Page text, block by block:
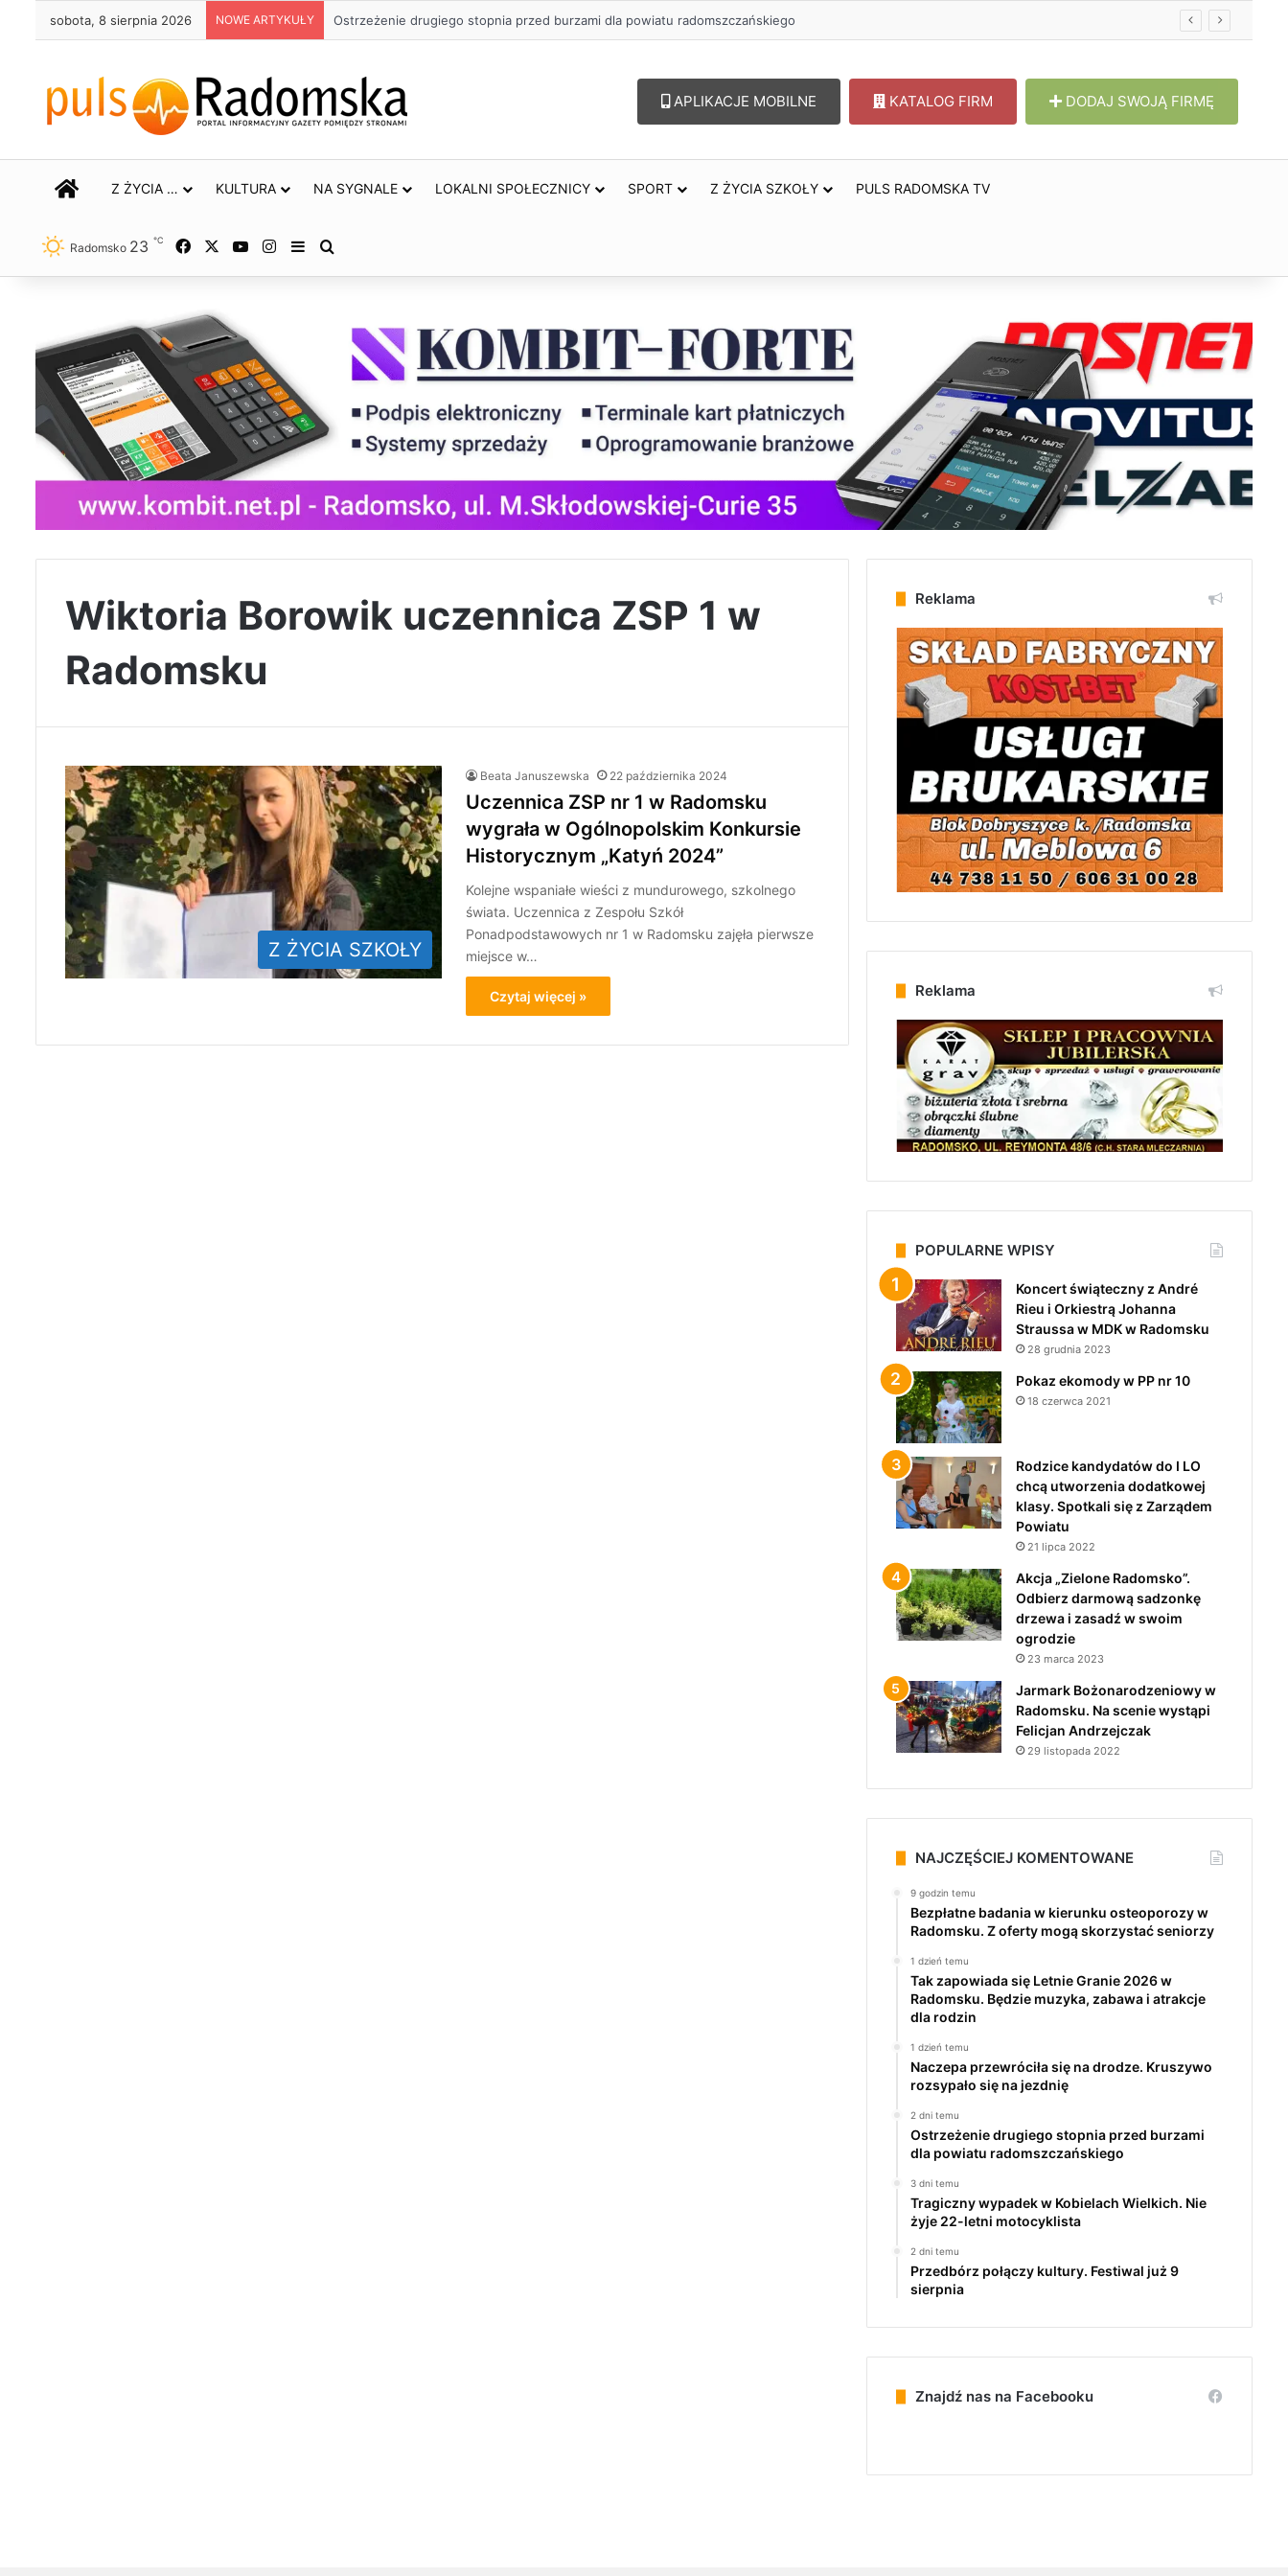
sobota, 8 sierpnia 2026 NOWE ARTYKUŁY Ostrzeżenie drugiego stopnia przed burzami dla powiatu radomszczańskiego
APLIKACJE MOBILNE KATALOG FIRM DODAJ SWOJĄ FIRMĘ
STRONA GŁÓWNA
Z ŻYCIA … KULTURA NA SYGNALE LOKALNI SPOŁECZNICY SPORT Z ŻYCIA SZKOŁY PULS RADOMSKA TV
Radomsko 23 ℃ Facebook YouTubeInstagram
Sidebar
Wiktoria Borowik uczennica ZSP 1 w
Radomsku
Z ŻYCIA SZKOŁY
Beata Januszewska 22 października 2024
Uczennica ZSP nr 1 w Radomsku
wygrała w Ogólnopolskim Konkursie
Historycznym „Katyń 2024”
Kolejne wspaniałe wieści z mundurowego, szkolnego
świata. Uczennica z Zespołu Szkół
Ponadpodstawowych nr 1 w Radomsku zajęła pierwsze
miejsce w…
Czytaj więcej »
Reklama
Reklama
POPULARNE WPISY
Koncert świąteczny z André
Rieu i Orkiestrą Johanna
Straussa w MDK w Radomsku
28 grudnia 2023
Pokaz ekomody w PP nr 10
18 czerwca 2021
Rodzice kandydatów do I LO
chcą utworzenia dodatkowej
klasy. Spotkali się z Zarządem
Powiatu
21 lipca 2022
Akcja „Zielone Radomsko”.
Odbierz darmową sadzonkę
drzewa i zasadź w swoim
ogrodzie
23 marca 2023
Jarmark Bożonarodzeniowy w
Radomsku. Na scenie wystąpi
Felicjan Andrzejczak
29 listopada 2022
NAJCZĘŚCIEJ KOMENTOWANE
9 godzin temu
Bezpłatne badania w kierunku osteoporozy w
Radomsku. Z oferty mogą skorzystać seniorzy
1 dzień temu
Tak zapowiada się Letnie Granie 2026 w
Radomsku. Będzie muzyka, zabawa i atrakcje
dla rodzin
1 dzień temu
Naczepa przewróciła się na drodze. Kruszywo
rozsypało się na jezdnię
2 dni temu
Ostrzeżenie drugiego stopnia przed burzami
dla powiatu radomszczańskiego
3 dni temu
Tragiczny wypadek w Kobielach Wielkich. Nie
żyje 22-letni motocyklista
2 dni temu
Przedbórz połączy kultury. Festiwal już 9
sierpnia
Znajdź nas na Facebooku